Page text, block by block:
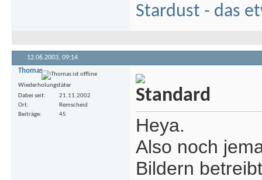
Stardust - das
12.06.2003, 09:14
Thomas
Wiederholungstäter
Dabei seit
21.11.2002
Ort
Remscheid
Beiträge
45
Heya.
Also noch
Bildern